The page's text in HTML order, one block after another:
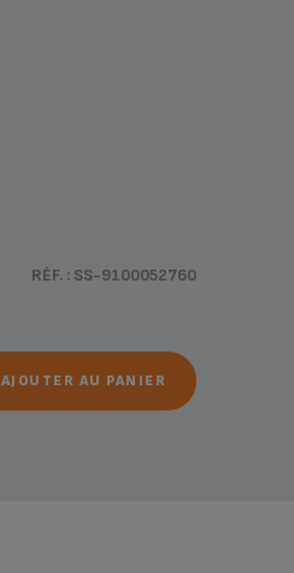
RÉF. : SS-9100052760
AJOUTER AU PANIER